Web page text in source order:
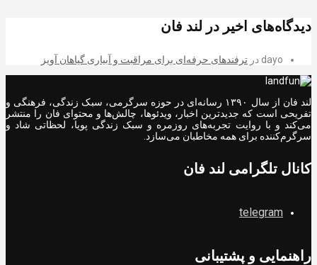
دیدگاه‌های اخیر در لند فان
dayo در ترفندهای حرفه‌ای برای مراقبت و آبیاری گیاهان آویز
لند فان از سال ۱۳۹۰ رسانه‌ای در حوزه سرگرمی، سبک زندگی، فرهنگی و
تفریحی است که جدیدترین اخبار، ویدئوها، چالش‌ها و محتوای فان را منتشر
می‌کند و با روایت تجربه‌های روزمره و سبک زندگی پویا، لحظاتی شاد و
سرگرم‌کننده برای همه مخاطبان می‌سازد.
کانال تلگرامی لند فان
telegram
راهنمایی و پشتیبانی